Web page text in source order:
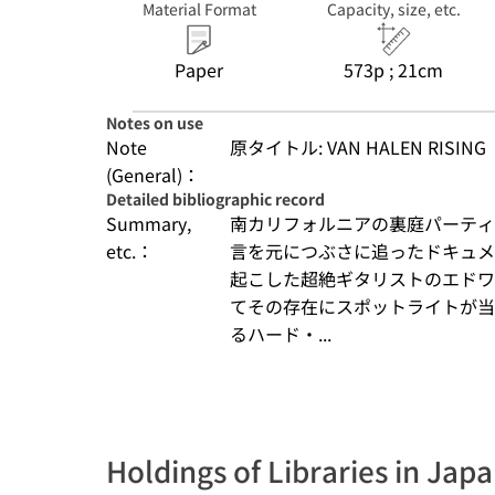
Material Format
Paper
Capacity, size, etc.
573p ; 21cm
Notes on use
Note
(General)：
原タイトル: VAN HALEN RISING
Detailed bibliographic record
Summary,
etc.：
南カリフォルニアの裏庭パーテ
言を元につぶさに追ったドキュ
起こした超絶ギタリストのエド
てその存在にスポットライトが
るハード・...
Holdings of Libraries in